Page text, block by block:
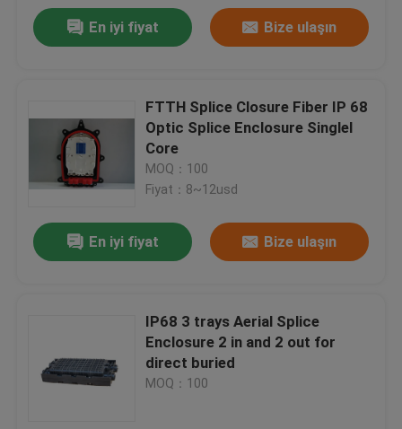
En iyi fiyat Bize ulaşın
FTTH Splice Closure Fiber IP 68
Optic Splice Enclosure Singlel
Core
MOQ：100
Fiyat：8~12usd
En iyi fiyat Bize ulaşın
IP68 3 trays Aerial Splice
Enclosure 2 in and 2 out for
direct buried
MOQ：100